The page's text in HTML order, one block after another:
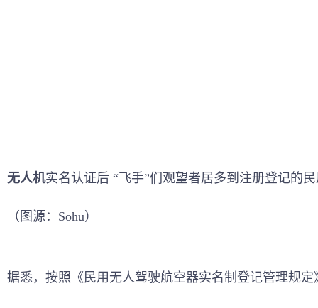
无人机实名认证后 “飞手”们观望者居多到注册登记的
（图源：Sohu）
据悉，按照《民用无人驾驶航空器实名制登记管理规